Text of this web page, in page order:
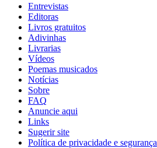
Entrevistas
Editoras
Livros gratuitos
Adivinhas
Livrarias
Vídeos
Poemas musicados
Notícias
Sobre
FAQ
Anuncie aqui
Links
Sugerir site
Política de privacidade e segurança